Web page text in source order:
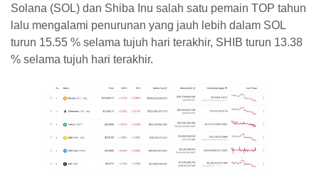
Solana (SOL) dan Shiba Inu salah satu pemain TOP tahun
lalu mengalami penurunan yang jauh lebih dalam SOL
turun 15.55 % selama tujuh hari terakhir, SHIB turun 13.38
% selama tujuh hari terakhir.